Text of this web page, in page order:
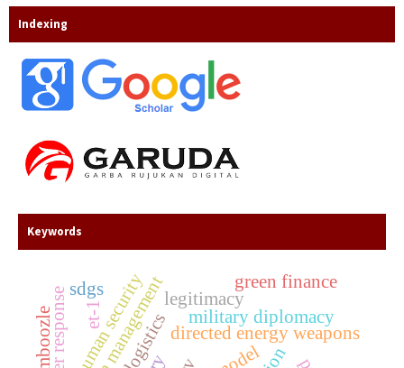
Indexing
Keywords
directed energy weapons
legitimacy
military diplomacy
human security
et-1
sdgs green finance